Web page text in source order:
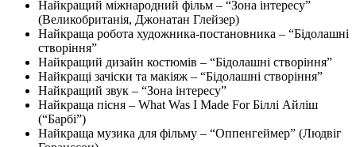
Найкращий міжнародний фільм – “Зона інтересу”
(Великобританія, Джонатан Глейзер)
Найкраща робота художника-постановника – “Бідолашні
створіння”
Найкращий дизайн костюмів – “Бідолашні створіння”
Найкращі зачіски та макіяж – “Бідолашні створіння”
Найкращий звук – “Зона інтересу”
Найкраща пісня – What Was I Made For Біллі Айліш
(“Барбі”)
Найкраща музика для фільму – “Оппенгеймер” (Людвіг